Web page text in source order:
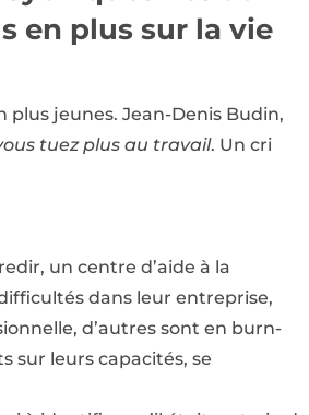
en plus sur la vie
plus jeunes. Jean-Denis Budin,
tuez plus au travail. Un cri
un centre d’aide à la
dans leur entreprise,
d’autres sont en burn-
sur leurs capacités, se